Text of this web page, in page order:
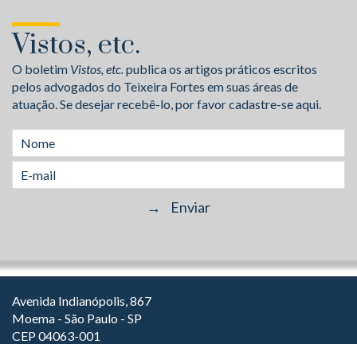
Vistos, etc.
O boletim Vistos, etc.publica os artigos práticos escritos
pelos advogados do Teixeira Fortes em suas áreas de
atuação. Se desejar recebê-lo, por favor cadastre-se aqui.
Avenida Indianópolis, 867
Moema - São Paulo - SP
CEP 04063-001